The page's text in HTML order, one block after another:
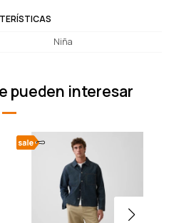
Niña
pueden interesar